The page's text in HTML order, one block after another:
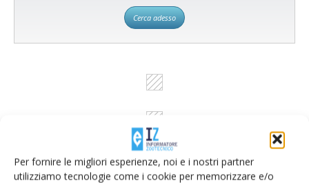
Per fornire le migliori esperienze, noi e i nostri partner
utilizziamo tecnologie come i cookie per memorizzare e/o
Cerca adesso